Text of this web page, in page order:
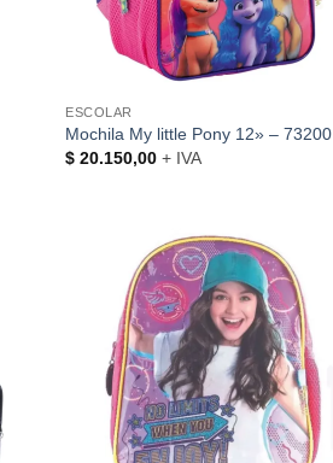
ESCOLAR
Mochila My little Pony 12» – 73200
$ 20.150,00 + IVA